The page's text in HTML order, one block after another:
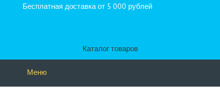
Бесплатная доставка от 5 000 рублей
Каталог товаров
Меню